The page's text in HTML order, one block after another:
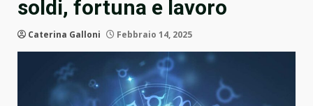
soldi, fortuna e lavoro
Caterina Galloni Febbraio 14, 2025